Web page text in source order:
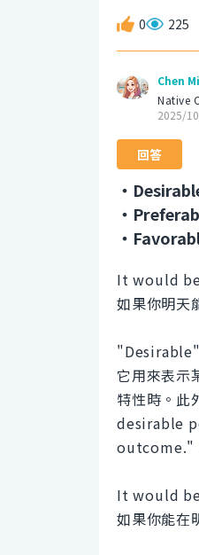
0 225
Chen
Native
2025/
回答
・
・
・
It would
如果你明天
"Desirable"
它用來表示
特性時。此
desirable
outcome."
It would
如果你能在